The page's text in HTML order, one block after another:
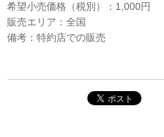
希望小売価格（税別）：1,000円
販売エリア：全国
備考：特約店での販売